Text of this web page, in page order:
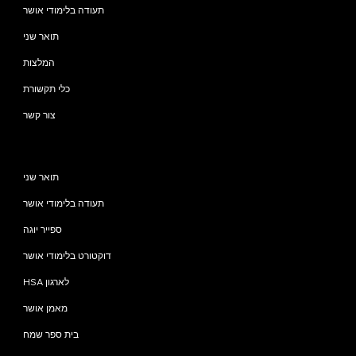
תעודה בלימודי אושר
תואר שני
המלצות
כלי תקשורת
צור קשר
תואר שני
תעודה בלימודי אושר
ספייר יוגה
דוקטורט בלימודי אושר
HSA לארגון
מאמן אושר
בית ספר שמח